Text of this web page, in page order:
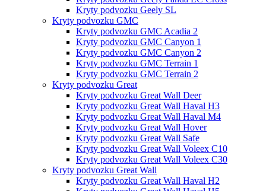
Kryty podvozku Geely SL
Kryty podvozku GMC
Kryty podvozku GMC Acadia 2
Kryty podvozku GMC Canyon 1
Kryty podvozku GMC Canyon 2
Kryty podvozku GMC Terrain 1
Kryty podvozku GMC Terrain 2
Kryty podvozku Great
Kryty podvozku Great Wall Deer
Kryty podvozku Great Wall Haval H3
Kryty podvozku Great Wall Haval M4
Kryty podvozku Great Wall Hover
Kryty podvozku Great Wall Safe
Kryty podvozku Great Wall Voleex C10
Kryty podvozku Great Wall Voleex C30
Kryty podvozku Great Wall
Kryty podvozku Great Wall Haval H2